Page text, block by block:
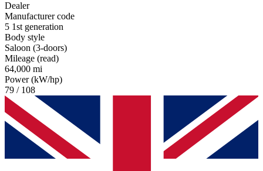
Dealer
Manufacturer code
5 1st generation
Body style
Saloon (3-doors)
Mileage (read)
64,000 mi
Power (kW/hp)
79 / 108